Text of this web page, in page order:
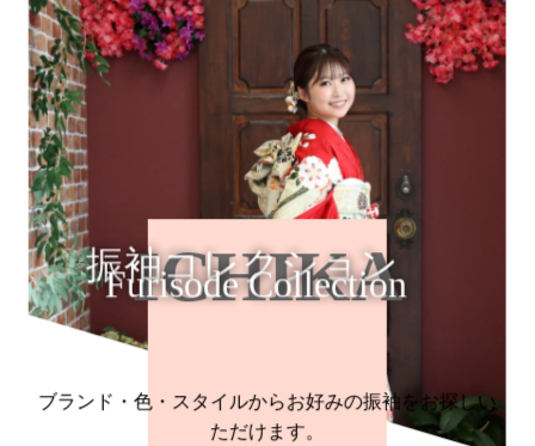
ICHIKA
ブランド・色・スタイルからお好みの振袖をお探しい
ただけます。
振袖コレクション
Furisode Collection